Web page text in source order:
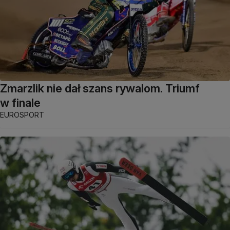
Zmarzlik nie dał szans rywalom. Triumf
w finale
EUROSPORT